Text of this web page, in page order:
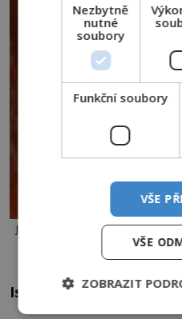
Je démon jen produktem fantazie
pomocí snaží zakrýt
Islámský původ
Nezbytně
nutné
soubory
Funkční soubory
VŠE
VŠE
ZOBRAZIT